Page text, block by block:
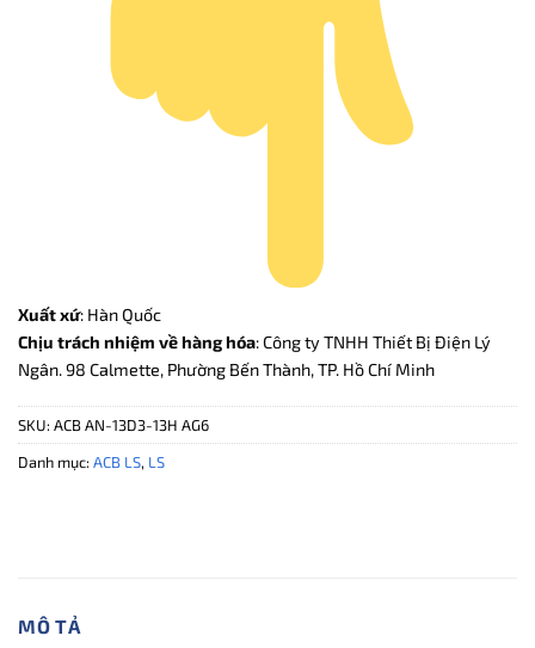
Xuất xứ: Hàn Quốc
Chịu trách nhiệm về hàng hóa: Công ty TNHH Thiết Bị Điện Lý
Ngân. 98 Calmette, Phường Bến Thành, TP. Hồ Chí Minh
SKU: ACB AN-13D3-13H AG6
Danh mục: ACB LS, LS
MÔ TẢ